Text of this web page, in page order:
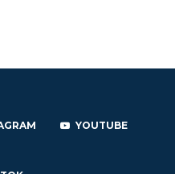
YOUTUBE